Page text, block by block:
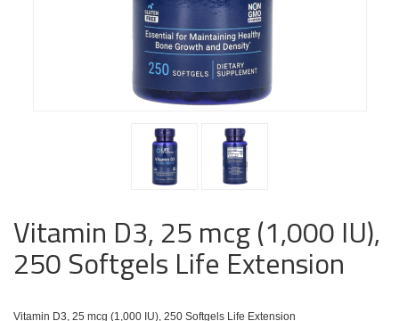
Vitamin D3, 25 mcg (1,000 IU),
250 Softgels Life Extension
Vitamin D3, 25 mcg (1,000 IU), 250 Softgels Life Extension